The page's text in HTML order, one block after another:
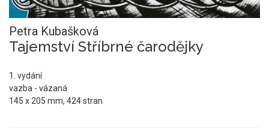
Petra Kubašková
Tajemství Stříbrné čarodějky
1. vydání
vazba - vázaná
145 x 205 mm, 424 stran